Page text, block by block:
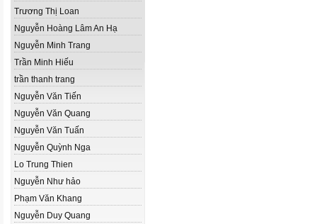
Trương Thị Loan
Nguyễn Hoàng Lâm An Hạ
Nguyễn Minh Trang
Trần Minh Hiếu
trần thanh trang
Nguyễn Văn Tiến
Nguyễn Văn Quang
Nguyễn Văn Tuấn
Nguyễn Quỳnh Nga
Lo Trung Thien
Nguyễn Như hảo
Phạm Văn Khang
Nguyễn Duy Quang